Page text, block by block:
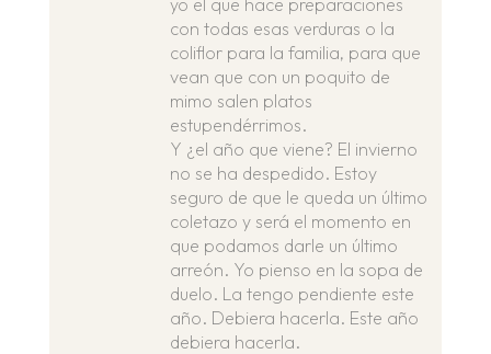
yo el que hace preparaciones
con todas esas verduras o la
coliflor para la familia, para que
vean que con un poquito de
mimo salen platos
estupendérrimos.
Y ¿el año que viene? El invierno
no se ha despedido. Estoy
seguro de que le queda un último
coletazo y será el momento en
que podamos darle un último
arreón. Yo pienso en la sopa de
duelo. La tengo pendiente este
año. Debiera hacerla. Este año
debiera hacerla.